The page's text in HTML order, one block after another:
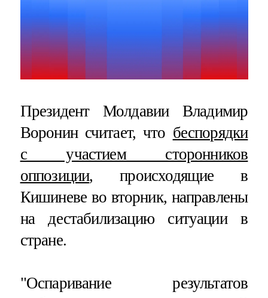
Президент Молдавии Владимир
Воронин считает, что беспорядки
с участием сторонников
оппозиции, происходящие в
Кишиневе во вторник, направлены
на дестабилизацию ситуации в
стране.
"Оспаривание результатов